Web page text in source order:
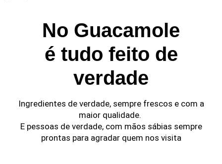
No Guacamole
é tudo feito de
verdade
Ingredientes de verdade, sempre frescos e com a
maior qualidade.
E pessoas de verdade, com mãos sábias sempre
prontas para agradar quem nos visita